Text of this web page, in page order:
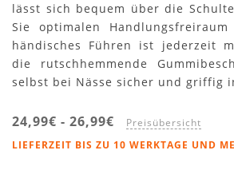
lässt sich bequem über die
Sie optimalen
händisches Führen ist jederzeit
die rutschhemmende
selbst bei Nässe sicher und griffig
24,99€ - 26,99€ Preisübersicht
LIEFERZEIT BIS ZU 10 WERKTAGE UND